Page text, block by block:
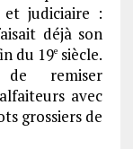
judiciaire :
déjà son
du 19e siècle.
remiser
avec
grossiers de